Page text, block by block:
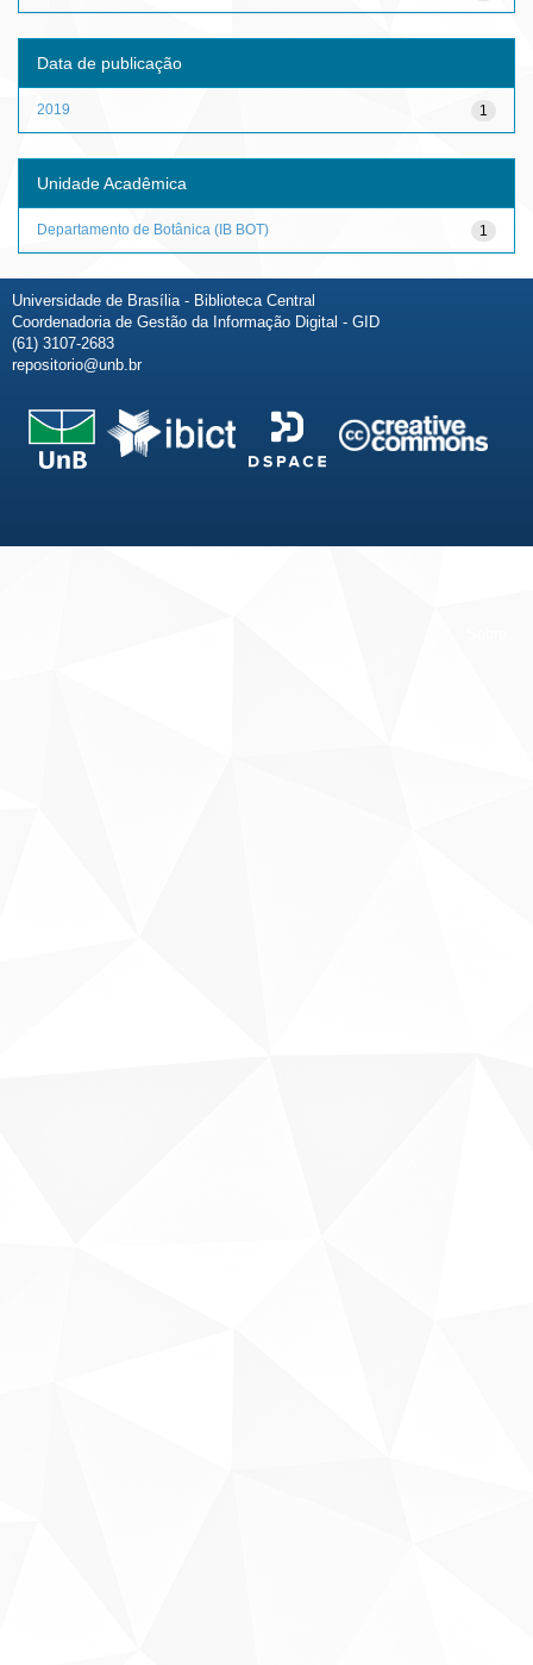
Data de publicação
1
2019
Unidade Acadêmica
1
Departamento de Botânica (IB BOT)
Universidade de Brasília - Biblioteca Central
Coordenadoria de Gestão da Informação Digital - GID
(61) 3107-2683
repositorio@unb.br